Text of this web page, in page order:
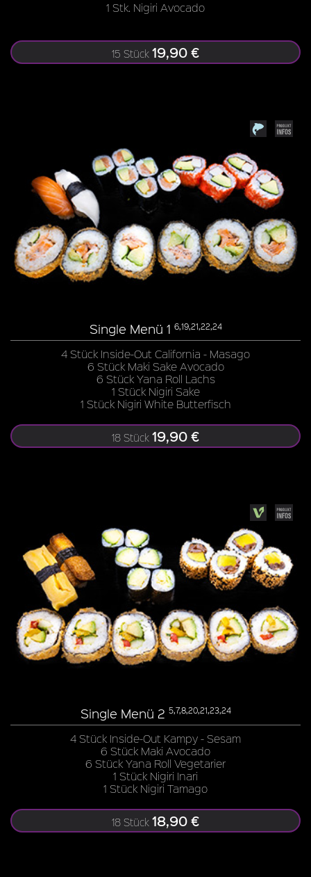
1 Stk. Nigiri Avocado
15 Stück 19,90 €
Single Menü 1 6,19,21,22,24
4 Stück Inside-Out California - Masago
6 Stück Maki Sake Avocado
6 Stück Yana Roll Lachs
1 Stück Nigiri Sake
1 Stück Nigiri White Butterfisch
18 Stück 19,90 €
Single Menü 2 5,7,8,20,21,23,24
4 Stück Inside-Out Kampy - Sesam
6 Stück Maki Avocado
6 Stück Yana Roll Vegetarier
1 Stück Nigiri Inari
1 Stück Nigiri Tamago
18 Stück 18,90 €